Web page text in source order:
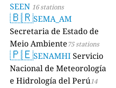
SEEN 16 stations
🇧🇷SEMA_AM
Secretaria de Estado de
Meio Ambiente75 stations
🇵🇪SENAMHIServicio
Nacional de Meteorología
e Hidrología del Perú14